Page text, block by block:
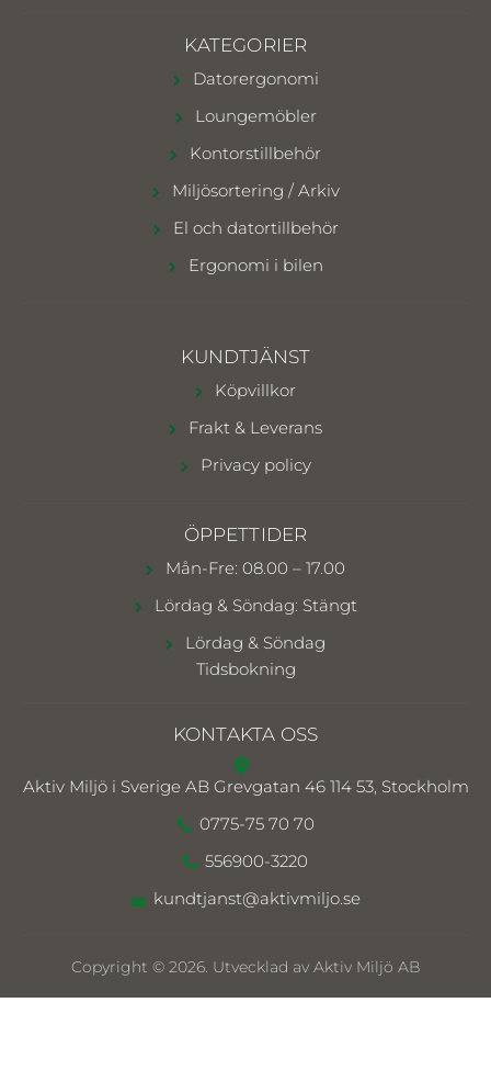
KATEGORIER
Datorergonomi
Loungemöbler
Kontorstillbehör
Miljösortering / Arkiv
El och datortillbehör
Ergonomi i bilen
KUNDTJÄNST
Köpvillkor
Frakt & Leverans
Privacy policy
ÖPPETTIDER
Mån-Fre: 08.00 – 17.00
Lördag & Söndag: Stängt
Lördag & Söndag
Tidsbokning
KONTAKTA OSS
Aktiv Miljö i Sverige AB Grevgatan 46 114 53, Stockholm
0775-75 70 70
556900-3220
kundtjanst@aktivmiljo.se
Copyright © 2026. Utvecklad av Aktiv Miljö AB